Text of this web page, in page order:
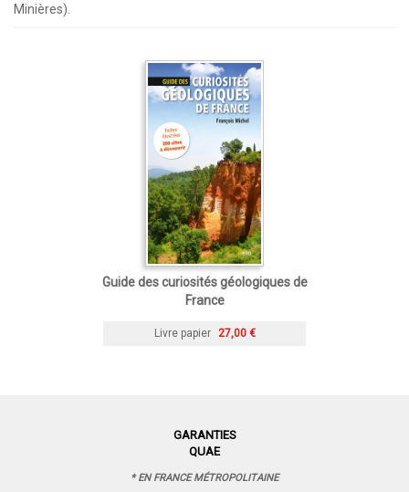
Minières).
Guide des curiosités géologiques de
France
Livre papier 27,00 €
GARANTIES
QUAE
* EN FRANCE MÉTROPOLITAINE